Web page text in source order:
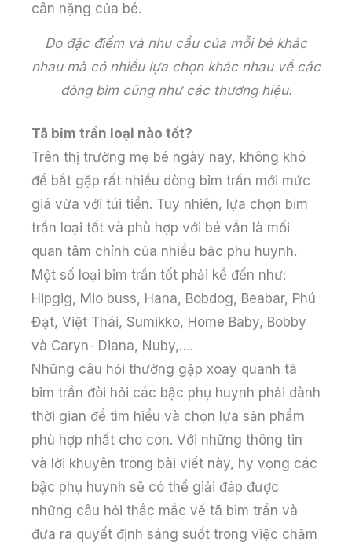
cân nặng của bé.
Do đặc điểm và nhu cầu của mỗi bé khác
nhau mà có nhiều lựa chọn khác nhau về các
dòng bỉm cũng như các thương hiệu.
Tã bỉm trần loại nào tốt?
Trên thị trường mẹ bé ngày nay, không khó
để bắt gặp rất nhiều dòng bỉm trần mới mức
giá vừa với túi tiền. Tuy nhiên, lựa chọn bỉm
trần loại tốt và phù hợp với bé vẫn là mối
quan tâm chính của nhiều bậc phụ huynh.
Một số loại bỉm trần tốt phải kể đến như:
Hipgig, Mio buss, Hana, Bobdog, Beabar, Phú
Đạt, Việt Thái, Sumikko, Home Baby, Bobby
và Caryn- Diana, Nuby,….
Những câu hỏi thường gặp xoay quanh tã
bỉm trần đòi hỏi các bậc phụ huynh phải dành
thời gian để tìm hiểu và chọn lựa sản phẩm
phù hợp nhất cho con. Với những thông tin
và lời khuyên trong bài viết này, hy vọng các
bậc phụ huynh sẽ có thể giải đáp được
những câu hỏi thắc mắc về tã bỉm trần và
đưa ra quyết định sáng suốt trong việc chăm